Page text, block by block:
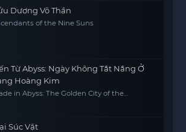
Dương Võ Thần
of the Nine Suns
Từ Abyss: Ngày Không Tắt Nắng Ở
Hoàng Kim
in Abyss: The Golden City of the
Súc Vật